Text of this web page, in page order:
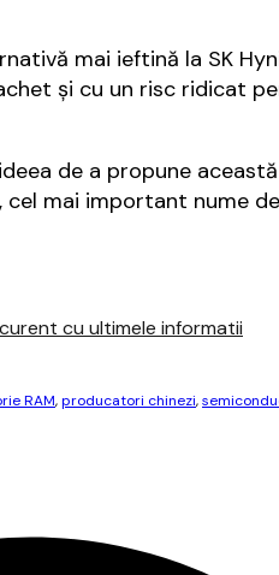
mai ieftină la SK
şi cu un risc ridicat
de a propune
mai important nume
cu ultimele informatii
RAM,producatori chinezi,